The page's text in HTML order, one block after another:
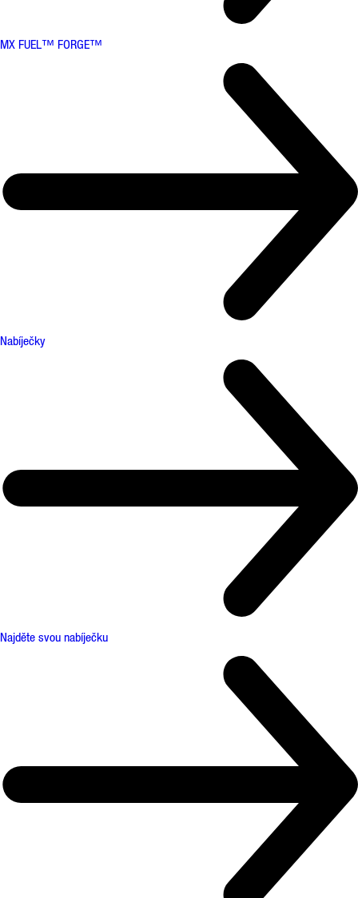
MX FUEL™ FORGE™
Nabíječky
Najděte svou nabíječku